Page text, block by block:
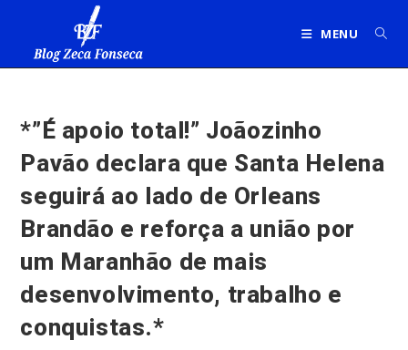
MENU
*”É apoio total!” Joãozinho
Pavão declara que Santa Helena
seguirá ao lado de Orleans
Brandão e reforça a união por
um Maranhão de mais
desenvolvimento, trabalho e
conquistas.*